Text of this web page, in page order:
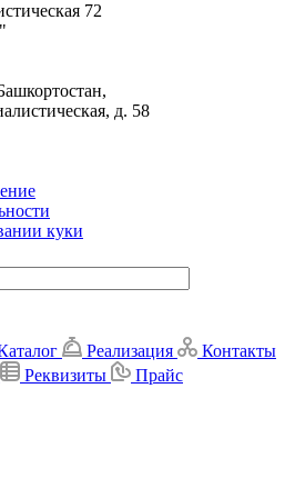
72
д. 58
куки
Реализация
Контакты
Реквизиты Прайс